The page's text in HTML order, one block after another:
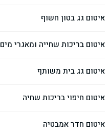
איטום גג בטון חשוף
איטום בריכות שחייה ומאגרי מים
איטום גג בית משותף
איטום חיפוי בריכות שחיה
איטום חדר אמבטיה